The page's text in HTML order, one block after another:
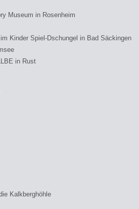
Museum in Rosenheim
Kinder Spiel-Dschungel in Bad Säckingen
in Rust
Kalkberghöhle